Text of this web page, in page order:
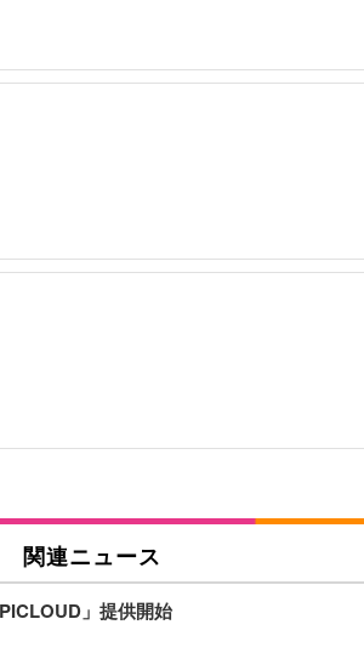
関連ニュース
」提供開始